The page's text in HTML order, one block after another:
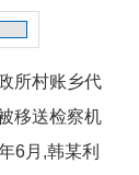
所村账乡代
移送检察机
6月,韩某利